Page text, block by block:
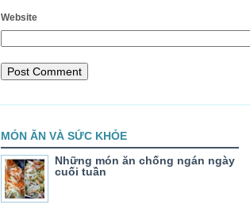
Website
MÓN ĂN VÀ SỨC KHỎE
Những món ăn chống ngán ngày
cuối tuần